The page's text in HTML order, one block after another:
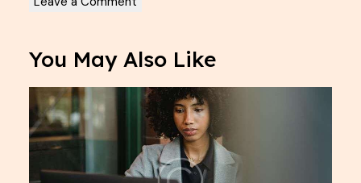
You May Also Like